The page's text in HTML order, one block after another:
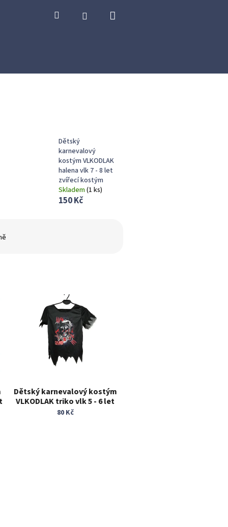
Hledat Přihlášení
Dětský
karnevalový
kostým VLKODLAK
halena vlk 7 - 8 let
zvířecí kostým
Skladem(1 ks)
150 Kč
Dětský karnevalový kostým
VLKODLAK triko vlk 5 - 6 let
zvířecí kostým
80 Kč